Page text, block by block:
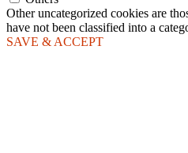
Other uncategorized cookies are
have not been classified into a
SAVE & ACCEPT